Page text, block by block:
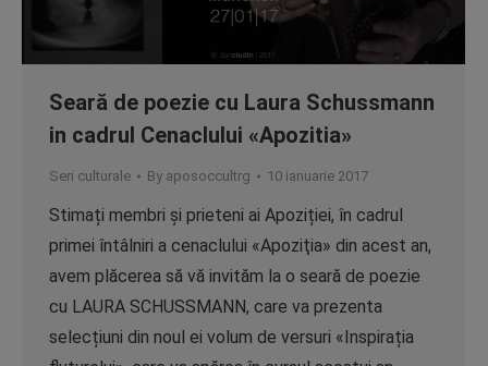
Seară de poezie cu Laura Schussmann
in cadrul Cenaclului «Apozitia»
Seri culturale By aposoccultrg 10 ianuarie 2017
Stimați membri și prieteni ai Apoziției, în cadrul
primei întâlniri a cenaclului «Apoziţia» din acest an,
avem plăcerea să vă invităm la o seară de poezie
cu LAURA SCHUSSMANN, care va prezenta
selecțiuni din noul ei volum de versuri «Inspirația